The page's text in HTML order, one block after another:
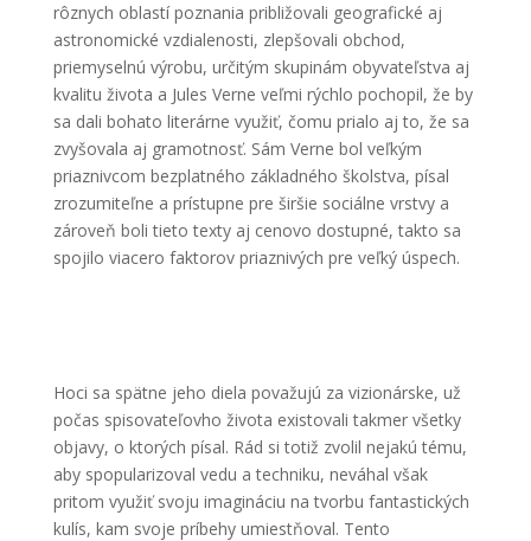
rôznych oblastí poznania približovali geografické aj
astronomické vzdialenosti, zlepšovali obchod,
priemyselnú výrobu, určitým skupinám obyvateľstva aj
kvalitu života a Jules Verne veľmi rýchlo pochopil, že by
sa dali bohato literárne využiť, čomu prialo aj to, že sa
zvyšovala aj gramotnosť. Sám Verne bol veľkým
priaznivcom bezplatného základného školstva, písal
zrozumiteľne a prístupne pre širšie sociálne vrstvy a
zároveň boli tieto texty aj cenovo dostupné, takto sa
spojilo viacero faktorov priaznivých pre veľký úspech.
Hoci sa spätne jeho diela považujú za vizionárske, už
počas spisovateľovho života existovali takmer všetky
objavy, o ktorých písal. Rád si totiž zvolil nejakú tému,
aby spopularizoval vedu a techniku, neváhal však
pritom využiť svoju imagináciu na tvorbu fantastických
kulís, kam svoje príbehy umiestňoval. Tento